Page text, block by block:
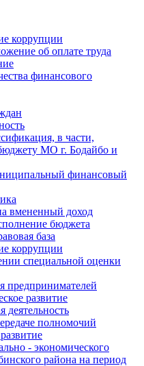
коррупции
об оплате труда
финансового
в части,
МО г. Бодайбо и
финансовый
вмененный доход
бюджета
база
коррупции
специальной оценки
предпринимателей
развитие
деятельность
полномочий
- экономического
района на период